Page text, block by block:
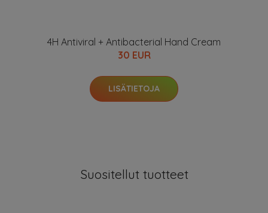
4H Antiviral + Antibacterial Hand Cream
30 EUR
LISÄTIETOJA
Suositellut tuotteet